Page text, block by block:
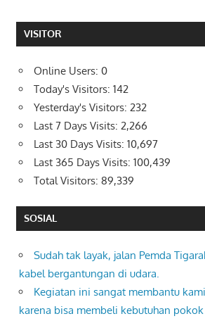
VISITOR
Online Users: 0
Today's Visitors: 142
Yesterday's Visitors: 232
Last 7 Days Visits: 2,266
Last 30 Days Visits: 10,697
Last 365 Days Visits: 100,439
Total Visitors: 89,339
SOSIAL
Sudah tak layak, jalan Pemda
kabel bergantungan di udara.
Kegiatan ini sangat membantu
karena bisa membeli kebutuhan